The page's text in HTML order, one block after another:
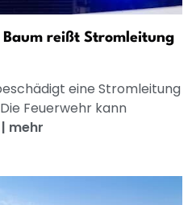
reißt Stromleitung
eine Stromleitung
Feuerwehr kann
| mehr